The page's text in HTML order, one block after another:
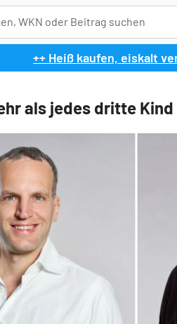
++ Heiß kaufen, eiskalt
als jedes dritte